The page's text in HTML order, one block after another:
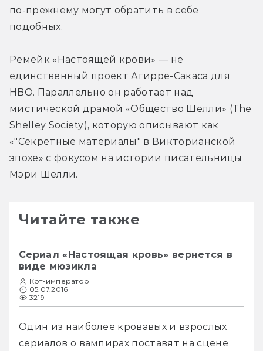
по-прежнему могут обратить в себе
подобных.
Ремейк «Настоящей крови» — не
единственный проект Агирре-Сакаса для
HBO. Параллельно он работает над
мистической драмой «Общество Шелли» (The
Shelley Society), которую описывают как
«"Секретные материалы" в Викторианской
эпохе» с фокусом на истории писательницы
Мэри Шелли.
Читайте также
Сериал «Настоящая кровь» вернется в
виде мюзикла
Кот-император
05.07.2016
3219
Один из наиболее кровавых и взрослых
сериалов о вампирах поставят на сцене